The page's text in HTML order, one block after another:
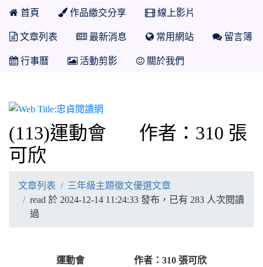
首頁 作品繳交分享 線上影片
文章列表 最新消息 常用網站 留言簿
行事曆 活動剪影 關於我們
(113)運動會 作者：310 張
可欣
文章列表
三年級主題徵文優選文章
read 於 2024-12-14 11:24:33 發布，已有 283 人次閱讀
過
運動會 作者：310 張可欣